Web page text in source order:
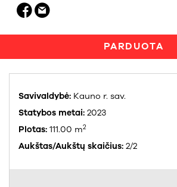
PARDUOTA
Savivaldybė: Kauno r. sav.
Statybos metai: 2023
Plotas: 111.00 m2
Aukštas/Aukštų skaičius: 2/2